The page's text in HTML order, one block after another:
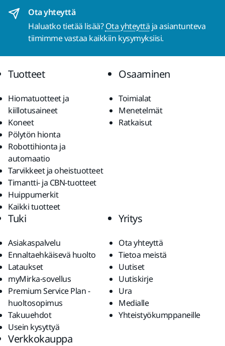
Ota yhteyttä
Haluatko tietää lisää?Ota yhteyttä ja asiantunteva
tiimimme vastaa kaikkiin kysymyksiisi.
Tuotteet
Hiomatuotteet ja
kiillotusaineet
Koneet
Pölytön hionta
Robottihionta ja
automaatio
Tarvikkeet ja oheistuotteet
Timantti- ja CBN-tuotteet
Huippumerkit
Kaikki tuotteet
Osaaminen
Toimialat
Menetelmät
Ratkaisut
Tuki
Asiakaspalvelu
Ennaltaehkäisevä huolto
Lataukset
myMirka-sovellus
Premium Service Plan -
huoltosopimus
Takuuehdot
Usein kysyttyä
Yritys
Ota yhteyttä
Tietoa meistä
Uutiset
Uutiskirje
Ura
Medialle
Yhteistyökumppaneille
Verkkokauppa